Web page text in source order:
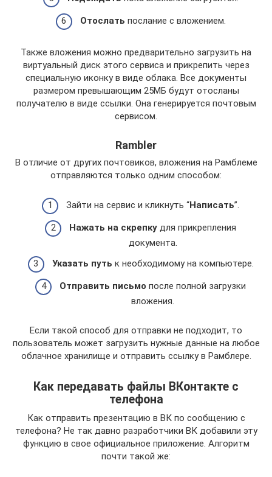
Отослать послание с вложением.
Также вложения можно предварительно загрузить на
виртуальный диск этого сервиса и прикрепить через
специальную иконку в виде облака. Все документы
размером превышающим 25МБ будут отосланы
получателю в виде ссылки. Она генерируется почтовым
сервисом.
Rambler
В отличие от других почтовиков, вложения на Рамблеме
отправляются только одним способом:
Зайти на сервис и кликнуть “Написать”.
Нажать на скрепку для прикрепления
документа.
Указать путь к необходимому на компьютере.
Отправить письмо после полной загрузки
вложения.
Если такой способ для отправки не подходит, то
пользователь может загрузить нужные данные на любое
облачное хранилище и отправить ссылку в Рамблере.
Как передавать файлы ВКонтакте с
телефона
Как отправить презентацию в ВК по сообщению с
телефона? Не так давно разработчики ВК добавили эту
функцию в свое официальное приложение. Алгоритм
почти такой же: